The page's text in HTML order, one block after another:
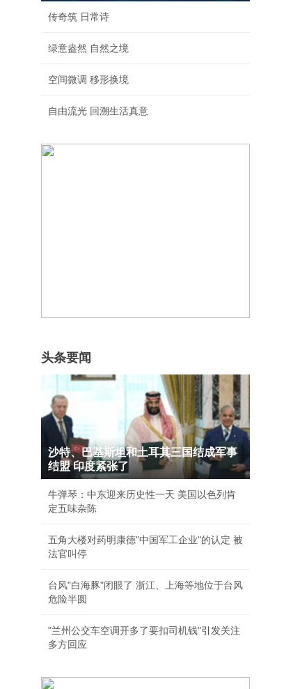
传奇筑 日常诗
绿意盎然 自然之境
空间微调 移形换境
自由流光 回溯生活真意
头条要闻
沙特、巴基斯坦和土耳其三国结成军事
结盟 印度紧张了
牛弹琴：中东迎来历史性一天 美国以色列肯
定五味杂陈
五角大楼对药明康德"中国军工企业"的认定 被
法官叫停
台风"白海豚"闭眼了 浙江、上海等地位于台风
危险半圆
"兰州公交车空调开多了要扣司机钱"引发关注
多方回应